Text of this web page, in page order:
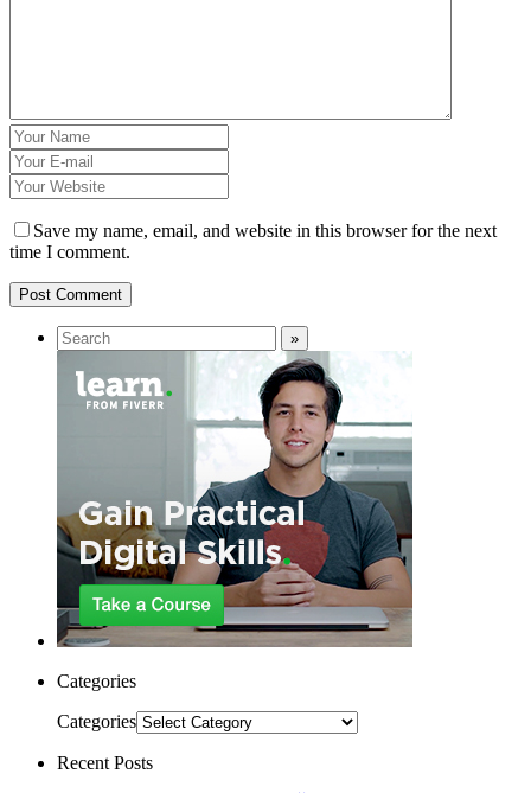
Save my name, email, and website in this browser for the next
time I comment.
Categories
Categories
Recent Posts